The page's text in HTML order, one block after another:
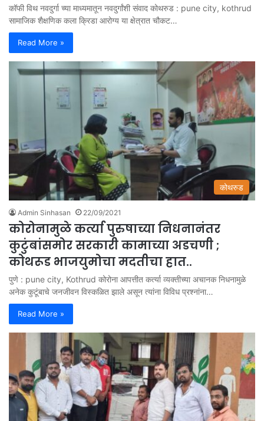
कॉफी विथ नवदुर्गा च्या माध्यमातून नवदुर्गांशी संवाद कोथरुड : pune city, kothrud
सामाजिक शैक्षणिक कला क्रिडा आरोग्य या क्षेत्रात चौकट…
Read More »
कोथरुड
Admin Sinhasan 22/09/2021
कोरोनामुळे कर्त्या पुरुषाच्या निधनानंतर
कुटुंबांसमोर सरकारी कामाच्या अडचणी ;
कोथरूड भाजयुमोचा मदतीचा हात..
पुणे : pune city, Kothrud कोरोना आपत्तीत कर्त्या व्यक्तीच्या अचानक निधनामुळे
अनेक कुटूंबाचे जनजीवन विस्कळित झाले असून त्यांना विविध प्रश्नांना…
Read More »